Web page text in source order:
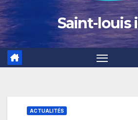
Saint-louis
ACTUALITÉS